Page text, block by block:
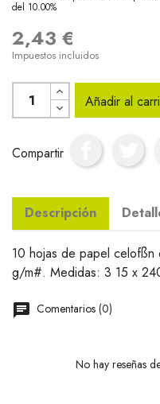
del 10.00%
2,43 €
Impuestos incluidos
Añadir al
Compartir
Descripción
10 hojas de papel
g/m#. Medidas: 3 15 x
Comentarios (0)
No hay reseñas